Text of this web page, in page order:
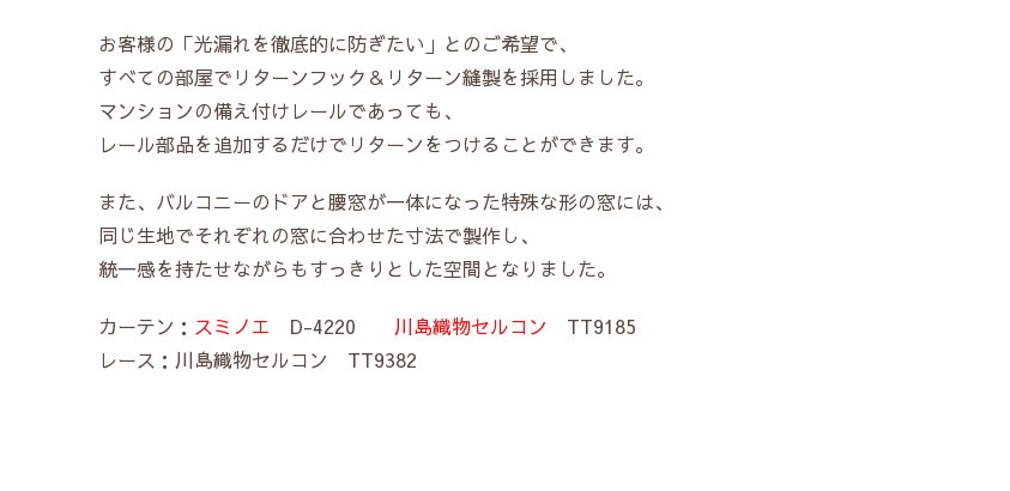
お客様の「光漏れを徹底的に防ぎたい」とのご希望で、
すべての部屋でリターンフック＆リターン縫製を採用しました。
マンションの備え付けレールであっても、
レール部品を追加するだけでリターンをつけることができます。
また、バルコニーのドアと腰窓が一体になった特殊な形の窓には、
同じ生地でそれぞれの窓に合わせた寸法で製作し、
統一感を持たせながらもすっきりとした空間となりました。
カーテン： スミノエ D-4220 川島織物セルコン TT9185
レース：川島織物セルコン TT9382